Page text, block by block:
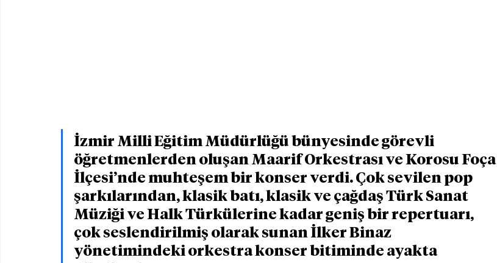
İzmir Milli Eğitim Müdürlüğü bünyesinde görevli
öğretmenlerden oluşan Maarif Orkestrası ve Korosu Foça
İlçesi’nde muhteşem bir konser verdi. Çok sevilen pop
şarkılarından, klasik batı, klasik ve çağdaş Türk Sanat
Müziği ve Halk Türkülerine kadar geniş bir repertuarı,
çok seslendirilmiş olarak sunan İlker Binaz
yönetimindeki orkestra konser bitiminde ayakta